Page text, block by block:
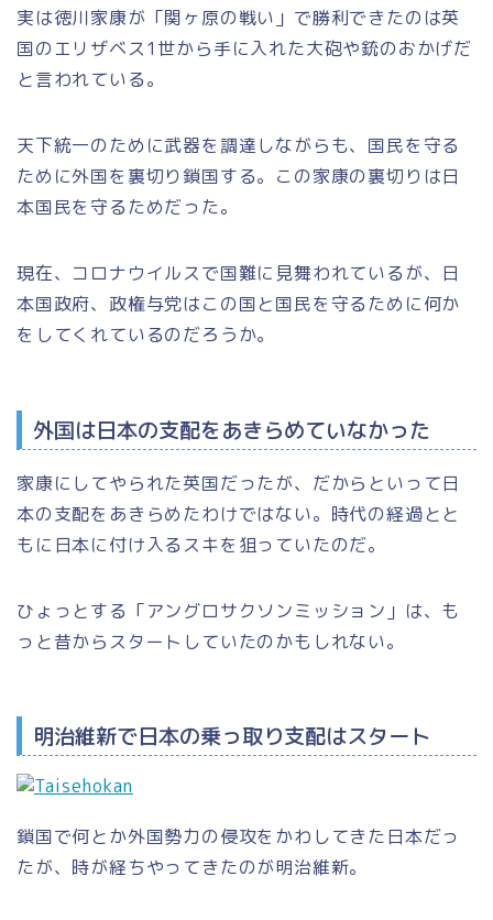
実は徳川家康が「関ヶ原の戦い」で勝利できたのは英
国のエリザベス1世から手に入れた大砲や銃のおかげだ
と言われている。
天下統一のために武器を調達しながらも、国民を守る
ために外国を裏切り鎖国する。この家康の裏切りは日
本国民を守るためだった。
現在、コロナウイルスで国難に見舞われているが、日
本国政府、政権与党はこの国と国民を守るために何か
をしてくれているのだろうか。
外国は日本の支配をあきらめていなかった
家康にしてやられた英国だったが、だからといって日
本の支配をあきらめたわけではない。時代の経過とと
もに日本に付け入るスキを狙っていたのだ。
ひょっとする「アングロサクソンミッション」は、も
っと昔からスタートしていたのかもしれない。
明治維新で日本の乗っ取り支配はスタート
鎖国で何とか外国勢力の侵攻をかわしてきた日本だっ
たが、時が経ちやってきたのが明治維新。